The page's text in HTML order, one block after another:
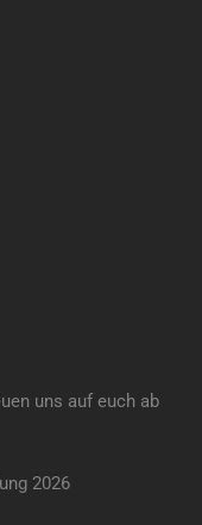
uns auf euch ab
2026